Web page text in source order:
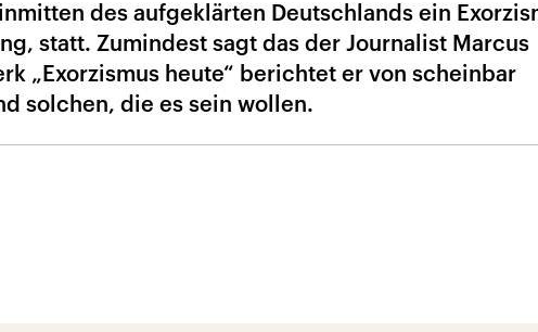
des aufgeklärten Deutschlands ein
statt. Zumindest sagt das der Journalist Marcus
„Exorzismus heute“ berichtet er von scheinbar
solchen, die es sein wollen.